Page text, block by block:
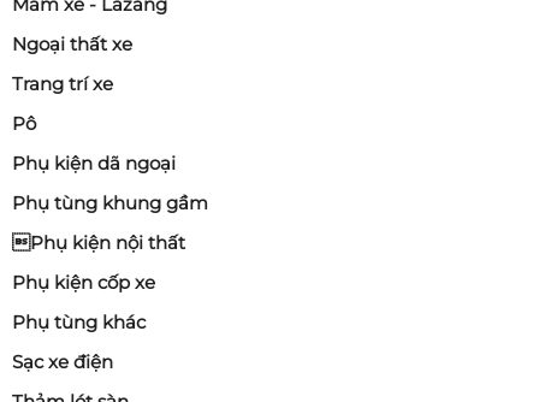
Ngoại thất xe
Trang trí xe
Pô
Phụ kiện dã ngoại
Phụ tùng khung gầm
Phụ kiện nội thất
Phụ kiện cốp xe
Phụ tùng khác
Sạc xe điện